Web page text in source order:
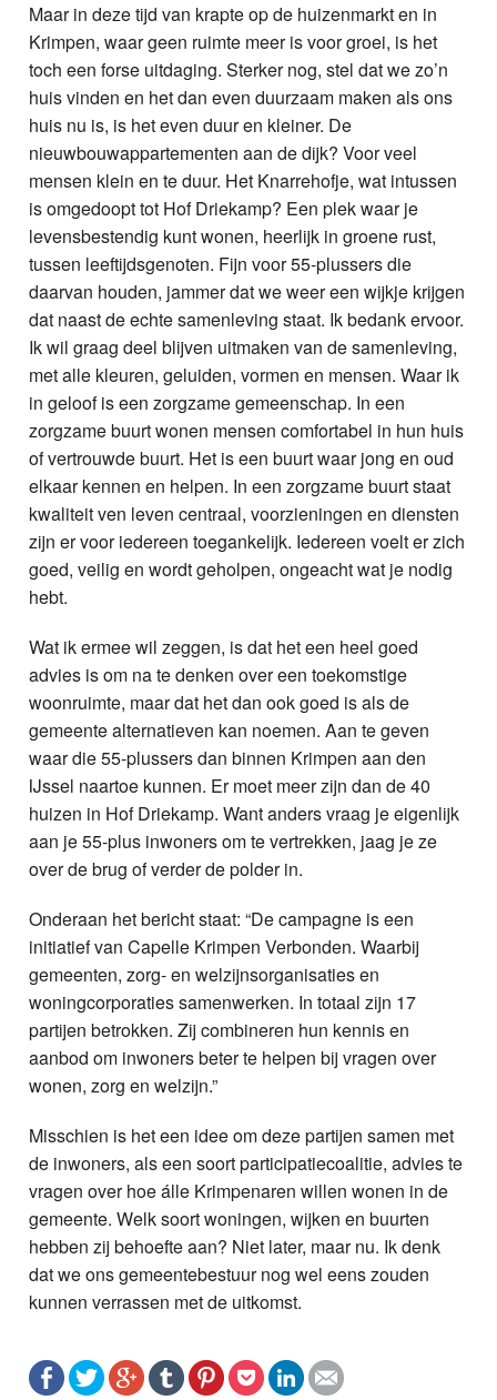
Maar in deze tijd van krapte op de huizenmarkt en in
Krimpen, waar geen ruimte meer is voor groei, is het
toch een forse uitdaging. Sterker nog, stel dat we zo’n
huis vinden en het dan even duurzaam maken als ons
huis nu is, is het even duur en kleiner. De
nieuwbouwappartementen aan de dijk? Voor veel
mensen klein en te duur. Het Knarrehofje, wat intussen
is omgedoopt tot Hof Driekamp? Een plek waar je
levensbestendig kunt wonen, heerlijk in groene rust,
tussen leeftijdsgenoten. Fijn voor 55-plussers die
daarvan houden, jammer dat we weer een wijkje krijgen
dat naast de echte samenleving staat. Ik bedank ervoor.
Ik wil graag deel blijven uitmaken van de samenleving,
met alle kleuren, geluiden, vormen en mensen. Waar ik
in geloof is een zorgzame gemeenschap. In een
zorgzame buurt wonen mensen comfortabel in hun huis
of vertrouwde buurt. Het is een buurt waar jong en oud
elkaar kennen en helpen. In een zorgzame buurt staat
kwaliteit ven leven centraal, voorzieningen en diensten
zijn er voor iedereen toegankelijk. Iedereen voelt er zich
goed, veilig en wordt geholpen, ongeacht wat je nodig
hebt.
Wat ik ermee wil zeggen, is dat het een heel goed
advies is om na te denken over een toekomstige
woonruimte, maar dat het dan ook goed is als de
gemeente alternatieven kan noemen. Aan te geven
waar die 55-plussers dan binnen Krimpen aan den
IJssel naartoe kunnen. Er moet meer zijn dan de 40
huizen in Hof Driekamp. Want anders vraag je eigenlijk
aan je 55-plus inwoners om te vertrekken, jaag je ze
over de brug of verder de polder in.
Onderaan het bericht staat: “De campagne is een
initiatief van Capelle Krimpen Verbonden. Waarbij
gemeenten, zorg- en welzijnsorganisaties en
woningcorporaties samenwerken. In totaal zijn 17
partijen betrokken. Zij combineren hun kennis en
aanbod om inwoners beter te helpen bij vragen over
wonen, zorg en welzijn.”
Misschien is het een idee om deze partijen samen met
de inwoners, als een soort participatiecoalitie, advies te
vragen over hoe álle Krimpenaren willen wonen in de
gemeente. Welk soort woningen, wijken en buurten
hebben zij behoefte aan? Niet later, maar nu. Ik denk
dat we ons gemeentebestuur nog wel eens zouden
kunnen verrassen met de uitkomst.